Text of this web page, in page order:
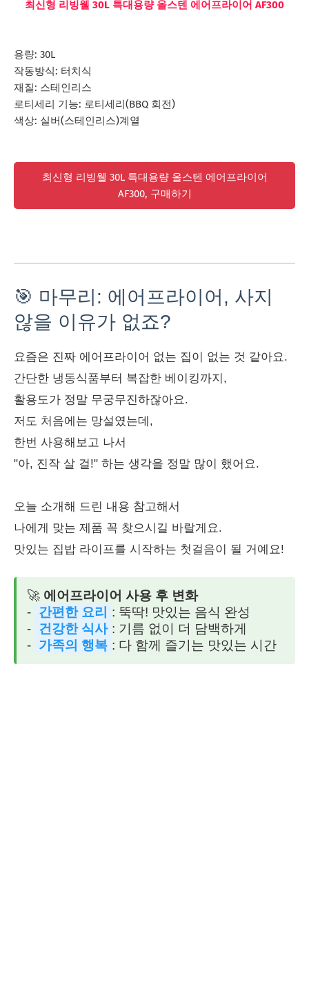
최신형 리빙웰 30L 특대용량 올스텐 에어프라이어 AF300
용량: 30L
작동방식: 터치식
재질: 스테인리스
로티세리 기능: 로티세리(BBQ 회전)
색상: 실버(스테인리스)계열
최신형 리빙웰 30L 특대용량 올스텐 에어프라이어
AF300, 구매하기
🎯 마무리: 에어프라이어, 사지
않을 이유가 없죠?
요즘은 진짜 에어프라이어 없는 집이 없는 것 같아요.
간단한 냉동식품부터 복잡한 베이킹까지,
활용도가 정말 무궁무진하잖아요.
저도 처음에는 망설였는데,
한번 사용해보고 나서
"아, 진작 살 걸!" 하는 생각을 정말 많이 했어요.
오늘 소개해 드린 내용 참고해서
나에게 맞는 제품 꼭 찾으시길 바랄게요.
맛있는 집밥 라이프를 시작하는 첫걸음이 될 거예요!
🚀 에어프라이어 사용 후 변화
- 간편한 요리 : 뚝딱! 맛있는 음식 완성
- 건강한 식사 : 기름 없이 더 담백하게
- 가족의 행복 : 다 함께 즐기는 맛있는 시간